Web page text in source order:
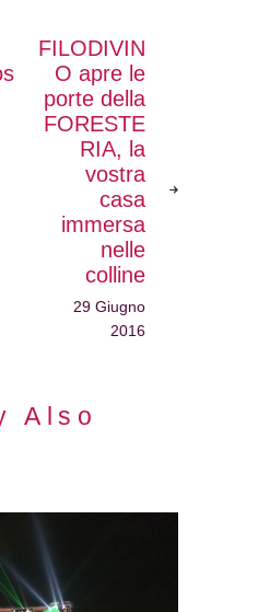
FILODIVIN
O apre le
porte della
FORESTE
RIA, la
vostra
casa
immersa
nelle
colline
29 Giugno
2016
Also